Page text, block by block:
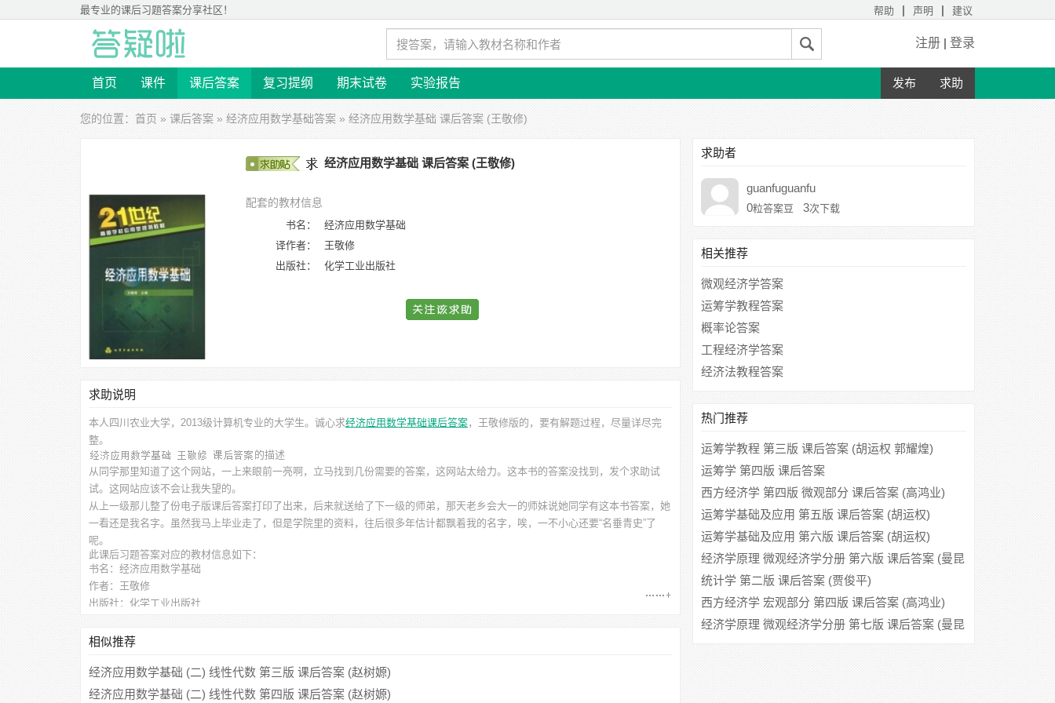
最专业的课后习题答案分享社区！ 帮助 | 声明 | 建议
注册 | 登录
首页 课件 课后答案 复习提纲 期末试卷 实验报告 发布 求助
您的位置： 首页 » 课后答案 » 经济应用数学基础答案 » 经济应用数学基础 课后答案 (王敬修)
经济应用数学基础 课后答案 (王敬修)
配套的教材信息
书名：
经济应用数学基础
译作者：
王敬修
出版社：
化学工业出版社
求助说明
本人四川农业大学，2013级计算机专业的大学生。诚心求经济应用数学基础课后答案，王敬修版的，要有解题过程，尽量详尽完
整。
的描述
从同学那里知道了这个网站，一上来眼前一亮啊，立马找到几份需要的答案，这网站太给力。这本书的答案没找到，发个求助试
试。这网站应该不会让我失望的。
从上一级那儿整了份电子版课后答案打印了出来，后来就送给了下一级的师弟，那天老乡会大一的师妹说她同学有这本书答案，她
一看还是我名字。虽然我马上毕业走了，但是学院里的资料，往后很多年估计都飘着我的名字，唉，一不小心还要“名垂青史”了
呢。
此课后习题答案对应的教材信息如下：
书名：经济应用数学基础
作者：王敬修
出版社：化学工业出版社
相似推荐
经济应用数学基础 (二) 线性代数 第三版 课后答案 (赵树嫄)
经济应用数学基础 (二) 线性代数 第四版 课后答案 (赵树嫄)
求助者
guanfuguanfu
0粒答案豆 3次下载
相关推荐
微观经济学答案
运筹学教程答案
概率论答案
工程经济学答案
经济法教程答案
热门推荐
运筹学教程 第三版 课后答案 (胡运权 郭耀煌)
运筹学 第四版 课后答案
西方经济学 第四版 微观部分 课后答案 (高鸿业)
运筹学基础及应用 第五版 课后答案 (胡运权)
运筹学基础及应用 第六版 课后答案 (胡运权)
经济学原理 微观经济学分册 第六版 课后答案 (曼昆
梁小民)
统计学 第二版 课后答案 (贾俊平)
西方经济学 宏观部分 第四版 课后答案 (高鸿业)
经济学原理 微观经济学分册 第七版 课后答案 (曼昆